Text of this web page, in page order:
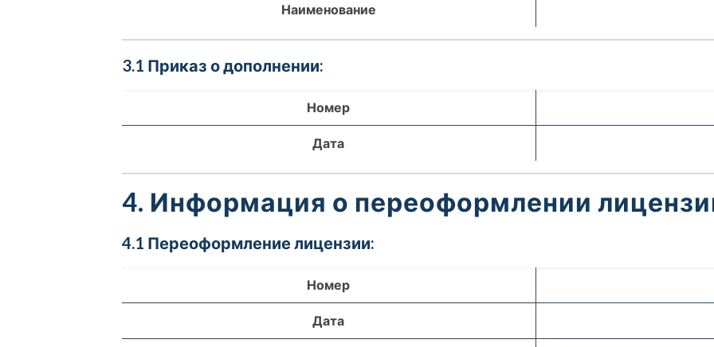
Наименование
3.1 Приказ о дополнении:
Номер
Дата
4. Информация о переоформлении
4.1 Переоформление лицензии:
Номер
Дата